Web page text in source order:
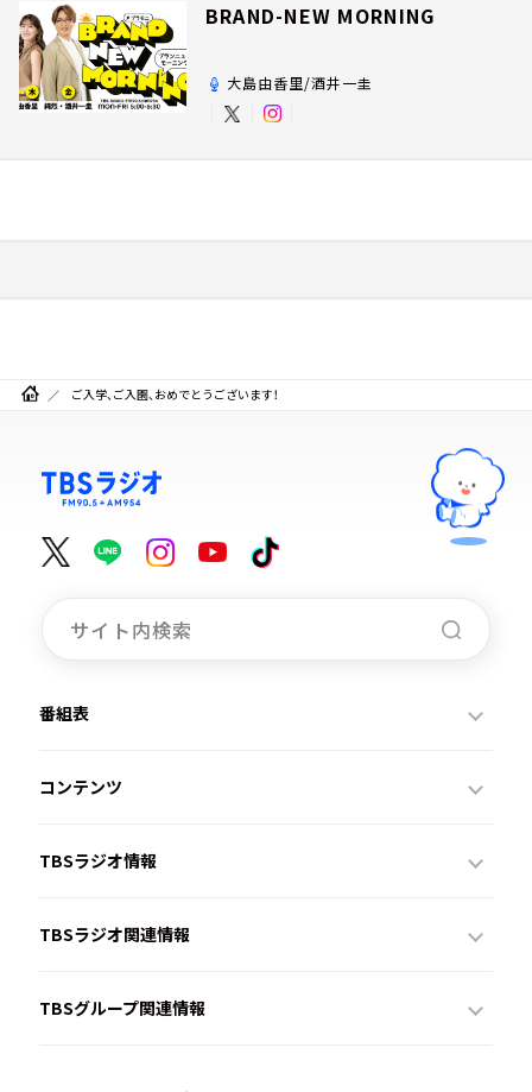
BRAND-NEW MORNING
大島由香里/酒井一圭
ご入学、ご入園、おめでとうございます！
番組表
コンテンツ
TBSラジオ情報
TBSラジオ関連情報
TBSグループ関連情報